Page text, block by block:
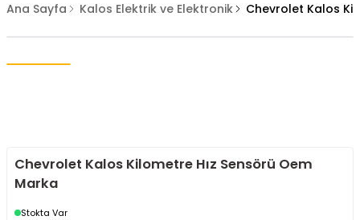
Ana Sayfa Kalos Elektrik ve Elektronik Chevrolet Kalos
Chevrolet Kalos Kilometre Hız Sensörü Oem
Marka
Stokta Var